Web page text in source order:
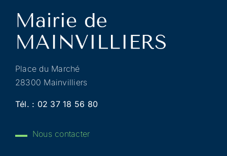
Place du Marché
28300 Mainvilliers
Tél. : 02 37 18 56 80
Nous contacter